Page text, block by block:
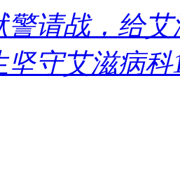
警请战，给
坚守艾滋病科